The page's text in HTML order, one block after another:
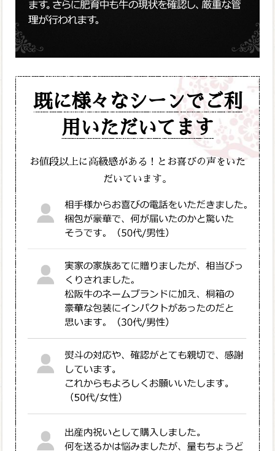
既に様々なシーンでご利
用いただいてます
お値段以上に高級感がある！とお喜びの声をいた
だいています。